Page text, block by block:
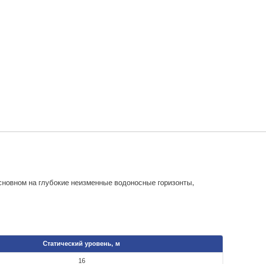
на глубокие неизменные водоносные горизонты,
Статический уровень, м
16